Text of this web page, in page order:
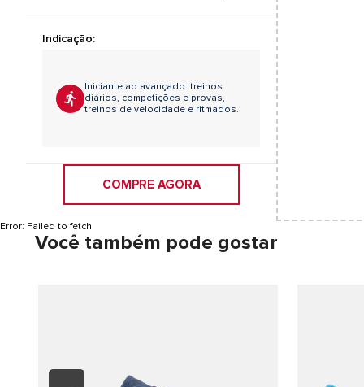
Indicação:
Iniciante ao avançado: treinos
diários, competições e provas,
treinos de velocidade e ritmados.
COMPRE AGORA
Error: Failed to fetch
Você também pode gostar